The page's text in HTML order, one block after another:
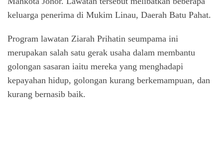
keluarga penerima di Mukim Linau, Daerah Batu Pahat.
Program lawatan Ziarah Prihatin seumpama ini
merupakan salah satu gerak usaha dalam membantu
golongan sasaran iaitu mereka yang menghadapi
kepayahan hidup, golongan kurang berkemampuan, dan
kurang bernasib baik.